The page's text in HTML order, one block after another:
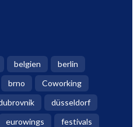
belgien
berlin
brno
Coworking
düsseldorf
eurowings
festivals